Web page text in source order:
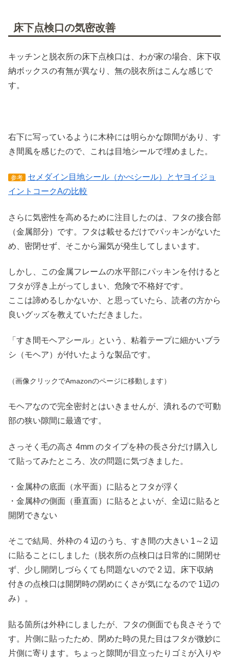
床下点検口の気密改善
キッチンと脱衣所の床下点検口は、わが家の場合、床下収
納ボックスの有無が異なり、無の脱衣所はこんな感じで
す。
右下に写っているように木枠には明らかな隙間があり、す
き間風を感じたので、これは目地シールで埋めました。
参考
セメダイン目地シール（かべシール）とヤヨイジョ
イントコークAの比較
さらに気密性を高めるために注目したのは、フタの接合部
（金属部分）です。フタは載せるだけでパッキンがないた
め、密閉せず、そこから漏気が発生してしまいます。
しかし、この金属フレームの水平部にパッキンを付けると
フタが浮き上がってしまい、危険で不格好です。
ここは諦めるしかないか、と思っていたら、読者の方から
良いグッズを教えていただきました。
「すき間モヘアシール」という、粘着テープに細かいブラ
シ（モヘア）が付いたような製品です。
（画像クリックでAmazonのページに移動します）
モヘアなので完全密封とはいきませんが、潰れるので可動
部の狭い隙間に最適です。
さっそく毛の高さ 4mm のタイプを枠の長さ分だけ購入し
て貼ってみたところ、次の問題に気づきました。
・金属枠の底面（水平面）に貼るとフタが浮く
・金属枠の側面（垂直面）に貼るとよいが、全辺に貼ると
開閉できない
そこで結局、外枠の 4 辺のうち、すき間の大きい 1～2 辺
に貼ることにしました（脱衣所の点検口は日常的に開閉せ
ず、少し開閉しづらくても問題ないので 2 辺。床下収納
付きの点検口は開閉時の閉めにくさが気になるので 1辺の
み）。
貼る箇所は外枠にしましたが、フタの側面でも良さそうで
す。片側に貼ったため、閉めた時の見た目はフタが微妙に
片側に寄ります。ちょっと隙間が目立ったりゴミが入りや